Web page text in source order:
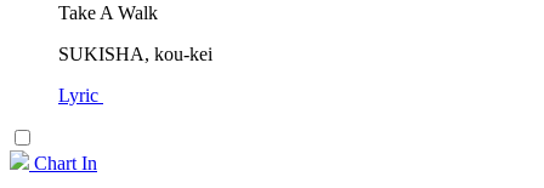
Take A Walk
SUKISHA, kou-kei
Lyric
Chart In